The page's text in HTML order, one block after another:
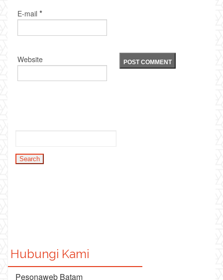
E-mail *
Website
Hubungi Kami
Pesonaweb Batam